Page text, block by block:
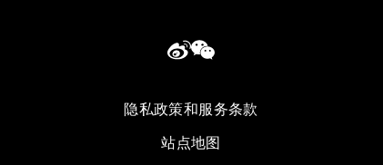
隐私政策和服务条款
站点地图